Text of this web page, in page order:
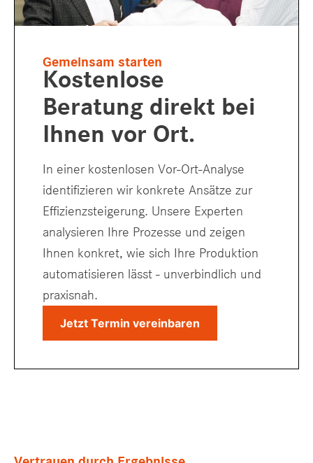
Gemeinsam starten
Kostenlose
Beratung direkt bei
Ihnen vor Ort.
In einer kostenlosen Vor-Ort-Analyse
identifizieren wir konkrete Ansätze zur
Effizienzsteigerung. Unsere Experten
analysieren Ihre Prozesse und zeigen
Ihnen konkret, wie sich Ihre Produktion
automatisieren lässt - unverbindlich und
praxisnah.
Jetzt Termin vereinbaren